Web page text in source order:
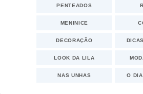
PENTEADOS
MENINICE
DECORAÇÃO
LOOK DA LILA
NAS UNHAS O